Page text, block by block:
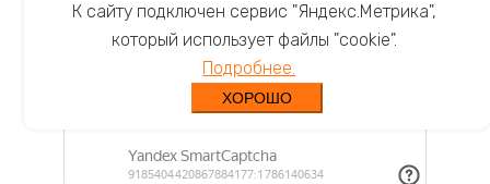
Я даю
согласие на обработку персональных
данных.
К сайту подключен сервис "Яндекс.Метрика",
который использует файлы "cookie".
Подробнее.
ХОРОШО